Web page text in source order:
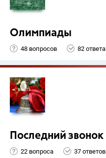
Олимпиады
48 вопросов 82 ответа
Последний звонок
22 вопроса 37 ответов